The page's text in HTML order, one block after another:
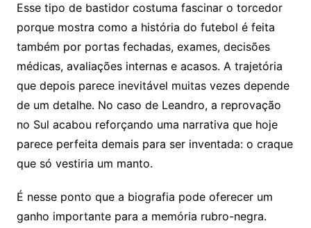
Esse tipo de bastidor costuma fascinar o torcedor
porque mostra como a história do futebol é feita
também por portas fechadas, exames, decisões
médicas, avaliações internas e acasos. A trajetória
que depois parece inevitável muitas vezes depende
de um detalhe. No caso de Leandro, a reprovação
no Sul acabou reforçando uma narrativa que hoje
parece perfeita demais para ser inventada: o craque
que só vestiria um manto.
É nesse ponto que a biografia pode oferecer um
ganho importante para a memória rubro-negra.